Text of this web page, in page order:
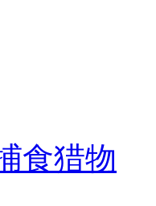
食猎物